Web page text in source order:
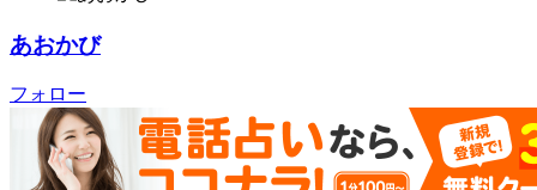
あおかび
フォロー